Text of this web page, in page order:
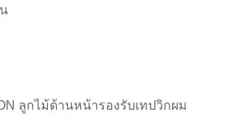
ลูกไม้ด้านหน้ารองรับเทปวิกผม